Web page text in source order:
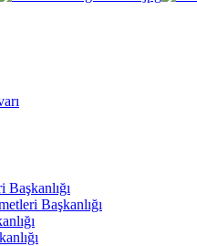
Başkanlığı
Başkanlığı